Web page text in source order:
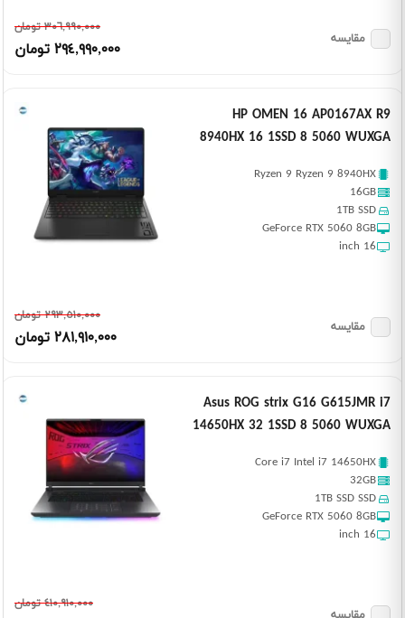
٣٠٦,٩٩٠,٠٠٠ تومان
٢٩٤,٩٩٠,٠٠٠ تومان
مقایسه
HP OMEN 16 AP0167AX R9
8940HX 16 1SSD 8 5060 WUXGA
Ryzen 9 Ryzen 9 8940HX
16GB
1TB SSD
GeForce RTX 5060 8GB
16 inch
٢٩٣,٥١٠,٠٠٠ تومان
٢٨١,٩١٠,٠٠٠ تومان
مقایسه
Asus ROG strix G16 G615JMR i7
14650HX 32 1SSD 8 5060 WUXGA
Core i7 Intel i7 14650HX
32GB
1TB SSD SSD
GeForce RTX 5060 8GB
16 inch
٤١٠,٩١٠,٠٠٠ تومان